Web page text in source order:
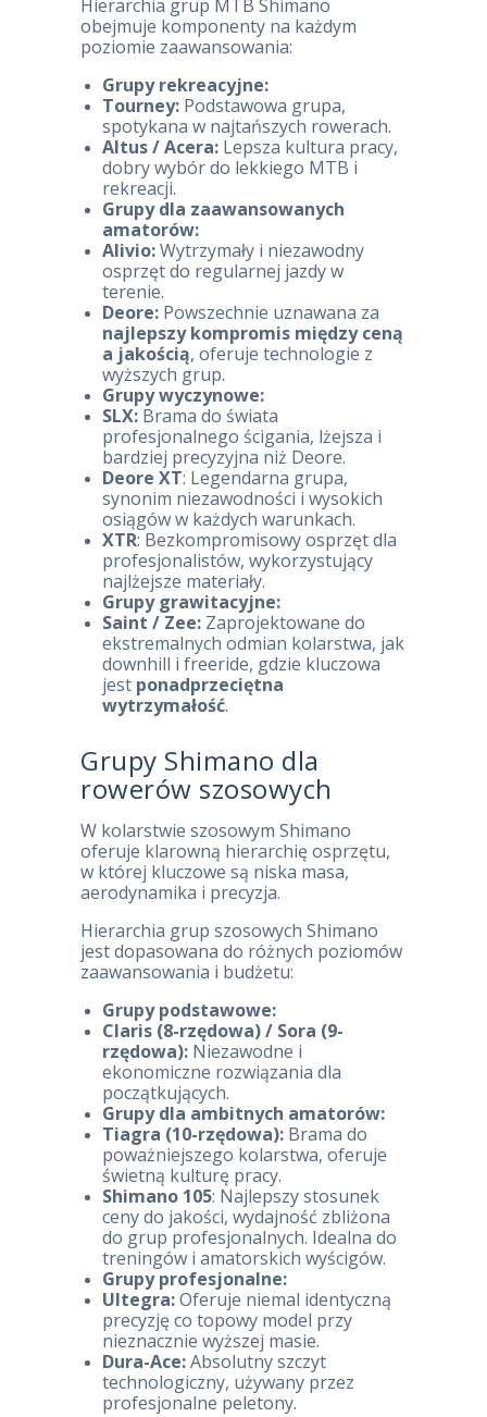
Hierarchia grup MTB Shimano
obejmuje komponenty na każdym
poziomie zaawansowania:
Grupy rekreacyjne:
Tourney:Podstawowa grupa,
spotykana w najtańszych rowerach.
Altus / Acera:Lepsza kultura pracy,
dobry wybór do lekkiego MTB i
rekreacji.
Grupy dla zaawansowanych
amatorów:
Alivio:Wytrzymały i niezawodny
osprzęt do regularnej jazdy w
terenie.
Deore:Powszechnie uznawana za
najlepszy kompromis między ceną
a jakością, oferuje technologie z
wyższych grup.
Grupy wyczynowe:
SLX:Brama do świata
profesjonalnego ścigania, lżejsza i
bardziej precyzyjna niż Deore.
Deore XT: Legendarna grupa,
synonim niezawodności i wysokich
osiągów w każdych warunkach.
XTR: Bezkompromisowy osprzęt dla
profesjonalistów, wykorzystujący
najlżejsze materiały.
Grupy grawitacyjne:
Saint / Zee:Zaprojektowane do
ekstremalnych odmian kolarstwa, jak
downhill i freeride, gdzie kluczowa
jest ponadprzeciętna
wytrzymałość.
Grupy Shimano dla
rowerów szosowych
W kolarstwie szosowym Shimano
oferuje klarowną hierarchię osprzętu,
w której kluczowe są niska masa,
aerodynamika i precyzja.
Hierarchia grup szosowych Shimano
jest dopasowana do różnych poziomów
zaawansowania i budżetu:
Grupy podstawowe:
Claris (8-rzędowa) / Sora (9-
rzędowa):Niezawodne i
ekonomiczne rozwiązania dla
początkujących.
Grupy dla ambitnych amatorów:
Tiagra (10-rzędowa):Brama do
poważniejszego kolarstwa, oferuje
świetną kulturę pracy.
Shimano 105: Najlepszy stosunek
ceny do jakości, wydajność zbliżona
do grup profesjonalnych. Idealna do
treningów i amatorskich wyścigów.
Grupy profesjonalne:
Ultegra:Oferuje niemal identyczną
precyzję co topowy model przy
nieznacznie wyższej masie.
Dura-Ace:Absolutny szczyt
technologiczny, używany przez
profesjonalne peletony.